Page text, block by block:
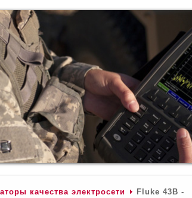
качества электросети
Fluke 43B -